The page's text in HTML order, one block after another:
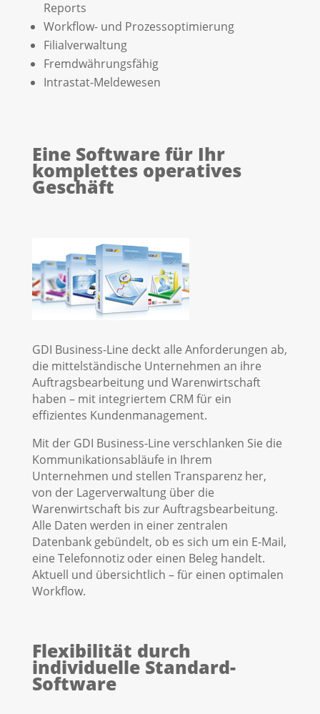
Reports
Workflow- und Prozessoptimierung
Filialverwaltung
Fremdwährungsfähig
Intrastat-Meldewesen
Eine Software für Ihr
komplettes operatives
Geschäft
GDI Business-Line deckt alle Anforderungen ab,
die mittelständische Unternehmen an ihre
Auftragsbearbeitung und Warenwirtschaft
haben – mit integriertem CRM für ein
effizientes Kundenmanagement.
Mit der GDI Business-Line verschlanken Sie die
Kommunikationsabläufe in Ihrem
Unternehmen und stellen Transparenz her,
von der Lagerverwaltung über die
Warenwirtschaft bis zur Auftragsbearbeitung.
Alle Daten werden in einer zentralen
Datenbank gebündelt, ob es sich um ein E-Mail,
eine Telefonnotiz oder einen Beleg handelt.
Aktuell und übersichtlich – für einen optimalen
Workflow.
Flexibilität durch
individuelle Standard-
Software